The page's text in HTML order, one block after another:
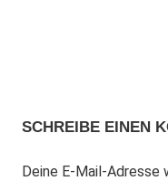
SCHREIBE EINEN
Deine E-Mail-